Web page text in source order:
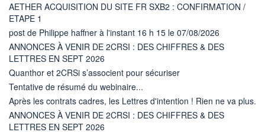
AETHER ACQUISITION DU SITE FR SXB2 : CONFIRMATION /
ETAPE 1
post de Philippe haffner à l'instant 16 h 15 le 07/08/2026
ANNONCES À VENIR DE 2CRSI : DES CHIFFRES & DES
LETTRES EN SEPT 2026
Quanthor et 2CRSi s’associent pour sécuriser
Tentative de résumé du webinaire...
Après les contrats cadres, les Lettres d'intention ! Rien ne va plus.
ANNONCES À VENIR DE 2CRSI : DES CHIFFRES & DES
LETTRES EN SEPT 2026